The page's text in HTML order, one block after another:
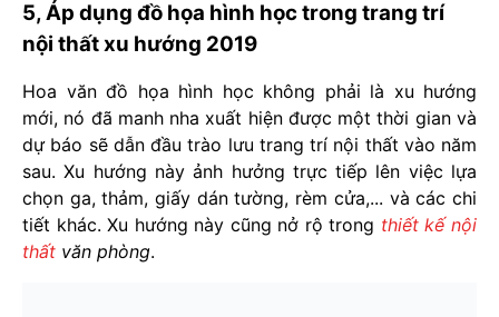
5, Áp dụng đồ họa hình học trong trang trí
nội thất xu hướng 2019
Hoa văn đồ họa hình học không phải là xu hướng
mới, nó đã manh nha xuất hiện được một thời gian và
dự báo sẽ dẫn đầu trào lưu trang trí nội thất vào năm
sau. Xu hướng này ảnh hưởng trực tiếp lên việc lựa
chọn ga, thảm, giấy dán tường, rèm cửa,... và các chi
tiết khác. Xu hướng này cũng nở rộ trong thiết kế nội
thất văn phòng.